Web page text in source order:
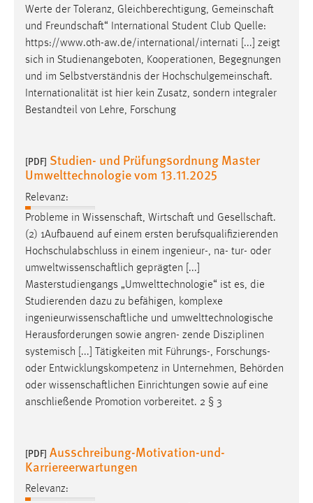
Werte der Toleranz, Gleichberechtigung, Gemeinschaft
und Freundschaft“ International Student Club Quelle:
https://www.oth-aw.de/international/internati [...] zeigt
sich in Studienangeboten, Kooperationen, Begegnungen
und im Selbstverständnis der Hochschulgemeinschaft.
Internationalität ist hier kein Zusatz, sondern integraler
Bestandteil von Lehre, Forschung
[PDF] Studien- und Prüfungsordnung Master
Umwelttechnologie vom 13.11.2025
Relevanz:
Probleme in Wissenschaft, Wirtschaft und Gesellschaft.
(2) 1Aufbauend auf einem ersten berufsqualifizierenden
Hochschulabschluss in einem ingenieur-, na- tur- oder
umweltwissenschaftlich geprägten [...]
Masterstudiengangs „Umwelttechnologie“ ist es, die
Studierenden dazu zu befähigen, komplexe
ingenieurwissenschaftliche und umwelttechnologische
Herausforderungen sowie angren- zende Disziplinen
systemisch [...] Tätigkeiten mit Führungs-, Forschungs-
oder Entwicklungskompetenz in Unternehmen, Behörden
oder wissenschaftlichen Einrichtungen sowie auf eine
anschließende Promotion vorbereitet. 2 § 3
[PDF] Ausschreibung-Motivation-und-
Karriereerwartungen
Relevanz:
YouTube
Vimeo